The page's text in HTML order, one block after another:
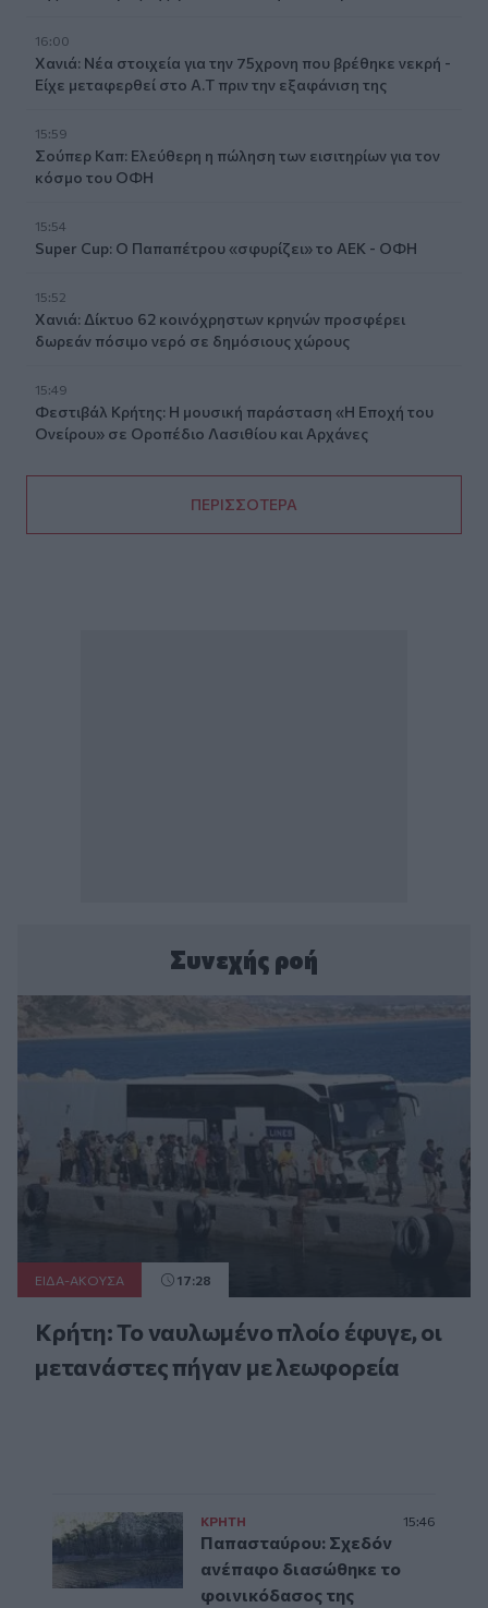
16:00
Χανιά: Νέα στοιχεία για την 75χρονη που βρέθηκε νεκρή -
Είχε μεταφερθεί στο Α.Τ πριν την εξαφάνιση της
15:59
Σούπερ Καπ: Ελεύθερη η πώληση των εισιτηρίων για τον
κόσμο του ΟΦΗ
15:54
Super Cup: Ο Παπαπέτρου «σφυρίζει» το ΑΕΚ - ΟΦΗ
15:52
Χανιά: Δίκτυο 62 κοινόχρηστων κρηνών προσφέρει
δωρεάν πόσιμο νερό σε δημόσιους χώρους
15:49
Φεστιβάλ Κρήτης: Η μουσική παράσταση «Η Εποχή του
Ονείρου» σε Οροπέδιο Λασιθίου και Αρχάνες
ΠΕΡΙΣΣΟΤΕΡΑ
Συνεχής ροή
ΕΙΔΑ-ΑΚΟΥΣΑ 17:28
Κρήτη: Το ναυλωμένο πλοίο έφυγε, οι
μετανάστες πήγαν με λεωφορεία
ΚΡΗΤΗ 15:46
Παπασταύρου: Σχεδόν
ανέπαφο διασώθηκε το
φοινικόδασος της